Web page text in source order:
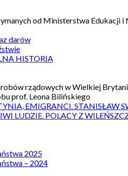
od Ministerstwa Edukacji i
darów
HISTORIA
rządowych w Wielkiej
prof. Leona Bilińskiego
EMIGRANCI. STANISŁAW
LUDZIE. POLACY Z
2025
– 2024